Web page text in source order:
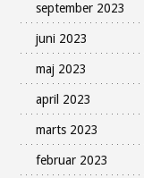
september 2023
juni 2023
maj 2023
april 2023
marts 2023
februar 2023